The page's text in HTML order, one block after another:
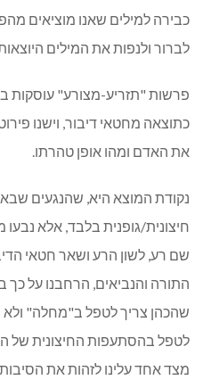
כבירה למילים שאנו מוציאים
לברור ולנפות את המילים
פרשות "תזריע-מצורע" עוסקות
כתוצאה מחטאי דיבור, וישנו
את האדם ומהו אופן טהרתו.
נקודת המוצא היא, שהנגעים
חיצונית/גופנית בלבד, אלא
שם רע, לשון הרע ושאר חטאי
התורה והנביאים, הרחבנו על
שהכהן צריך לטפל ב"מחלה"
לטפל בהסתעפות החיצונית
מצד אחד עלינו לזהות את